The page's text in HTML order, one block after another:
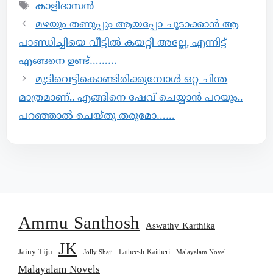
കാളിദാസൻ
മഴയും തണുപ്പും ആയപ്പോ ചൂടാക്കാൻ ആ
പാണ്ഡിച്ചിയെ വീട്ടിൽ കയറ്റി അല്ലേ, എന്നിട്ട്
എങ്ങനെ ഉണ്ട്………
മുടിവെട്ടികൊണ്ടിരിക്കുമ്പോൾ ഒറ്റ ചിന്ത
മാത്രമാണ്.. എങ്ങിനെ ഷേവ് ചെയ്യാൻ പറയും..
പറഞ്ഞാൽ ചെയ്തു തരുമോ……
Ammu Santhosh Aswathy Karthika
Jainy Tiju JK Jolly Shaji Latheesh Kaitheri Malayalam Novel
Malayalam Novels